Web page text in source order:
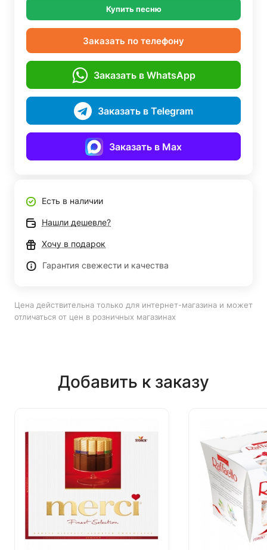
Купить песню
Заказать по телефону
Заказать в WhatsApp
Заказать в Telegram
Заказать в Max
Есть в наличии
Нашли дешевле?
Хочу в подарок
Гарантия свежести и качества
Цена действительна только для интернет-магазина и может
отличаться от цен в розничных магазинах
Добавить к заказу